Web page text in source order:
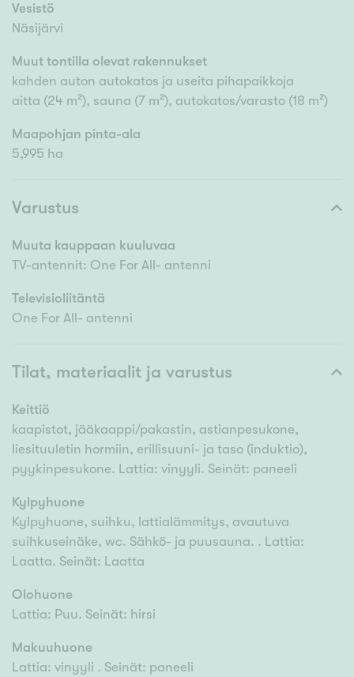
Vesistö
Näsijärvi
Muut tontilla olevat rakennukset
kahden auton autokatos ja useita pihapaikkoja
aitta (24 m²), sauna (7 m²), autokatos/varasto (18 m²)
Maapohjan pinta-ala
5,995 ha
Varustus
Muuta kauppaan kuuluvaa
TV-antennit: One For All- antenni
Televisioliitäntä
One For All- antenni
Tilat, materiaalit ja varustus
Keittiö
kaapistot, jääkaappi/pakastin, astianpesukone,
liesituuletin hormiin, erillisuuni- ja taso (induktio),
pyykinpesukone. Lattia: vinyyli. Seinät: paneeli
Kylpyhuone
Kylpyhuone, suihku, lattialämmitys, avautuva
suihkuseinäke, wc. Sähkö- ja puusauna. . Lattia:
Laatta. Seinät: Laatta
Olohuone
Lattia: Puu. Seinät: hirsi
Makuuhuone
Lattia: vinyyli . Seinät: paneeli